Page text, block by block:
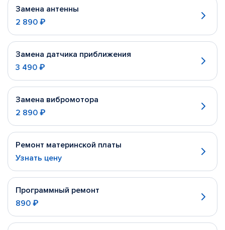
Замена антенны
2 890 ₽
Замена датчика приближения
3 490 ₽
Замена вибромотора
2 890 ₽
Ремонт материнской платы
Узнать цену
Программный ремонт
890 ₽